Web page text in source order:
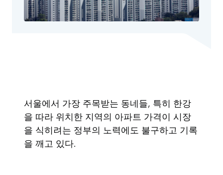
서울에서 가장 주목받는 동네들, 특히 한강
을 따라 위치한 지역의 아파트 가격이 시장
을 식히려는 정부의 노력에도 불구하고 기록
을 깨고 있다.